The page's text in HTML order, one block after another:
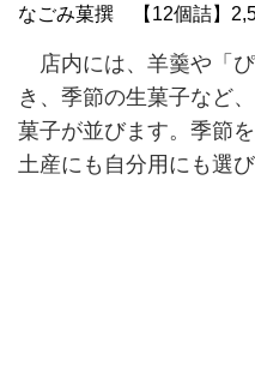
なごみ菓撰 【12個詰】
店内には、羊羹や「
き、季節の生菓子など
菓子が並びます。季節
土産にも自分用にも選